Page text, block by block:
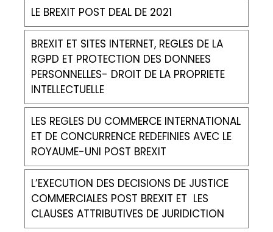
LE BREXIT POST DEAL DE 2021
BREXIT ET SITES INTERNET, REGLES DE LA
RGPD ET PROTECTION DES DONNEES
PERSONNELLES- DROIT DE LA PROPRIETE
INTELLECTUELLE
LES REGLES DU COMMERCE INTERNATIONAL
ET DE CONCURRENCE REDEFINIES AVEC LE
ROYAUME-UNI POST BREXIT
L’EXECUTION DES DECISIONS DE JUSTICE
COMMERCIALES POST BREXIT ET LES
CLAUSES ATTRIBUTIVES DE JURIDICTION